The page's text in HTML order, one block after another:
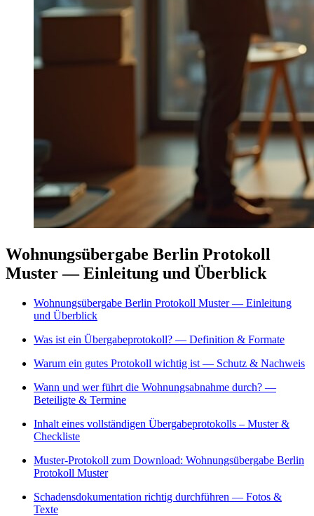
Wohnungsübergabe Berlin Protokoll
Muster — Einleitung und Überblick
Wohnungsübergabe Berlin Protokoll Muster — Einleitung
und Überblick
Was ist ein Übergabeprotokoll? — Definition & Formate
Warum ein gutes Protokoll wichtig ist — Schutz & Nachweis
Wann und wer führt die Wohnungsabnahme durch? —
Beteiligte & Termine
Inhalt eines vollständigen Übergabeprotokolls – Muster &
Checkliste
Muster-Protokoll zum Download: Wohnungsübergabe Berlin
Protokoll Muster
Schadensdokumentation richtig durchführen — Fotos &
Texte